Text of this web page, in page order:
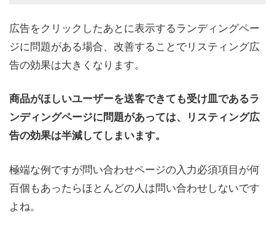
広告をクリックしたあとに表示するランディングペー
ジに問題がある場合、改善することでリスティング広
告の効果は大きくなります。
商品がほしいユーザーを送客できても受け皿であるラ
ンディングページに問題があっては、リスティング広
告の効果は半減してしまいます。
極端な例ですが問い合わせページの入力必須項目が何
百個もあったらほとんどの人は問い合わせしないです
よね。